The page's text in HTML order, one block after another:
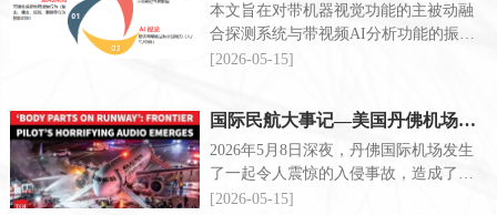
本文旨在对带机器视觉功能的主被动融
合探测系统与带视频AI分析功能的振动
光纤探测系统进行综合对比分析，通过
系统。
[2026-05-15]
国际民航大事记—美国丹佛机场跑道入侵事故
2026年5月8日深夜，丹佛国际机场发生
了一起令人震惊的入侵事故，造成了人
员伤亡，这为我们敲响了警钟，提醒我
[2026-05-15]